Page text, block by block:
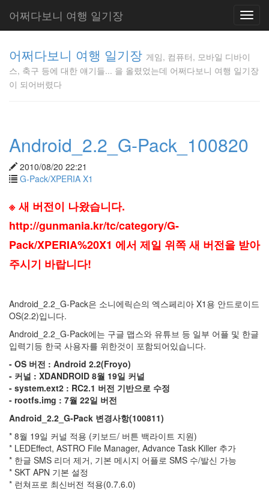
어쩌다보니 여행 일기장
어쩌다보니 여행 일기장 게임, 컴퓨터, 모바일 디바이
스, 축구 등에 대한 얘기들... 을 올렸었는데 어쩌다보니 여행 일기장
이 되어버렸다
Android_2.2_G-Pack_100820
2010/08/20 22:21
G-Pack/XPERIA X1
※ 새 버전이 나왔습니다.
http://gunmania.kr/tc/category/G-
Pack/XPERIA%20X1 에서 제일 위쪽 새 버전을 받아
주시기 바랍니다!
Android_2.2_G-Pack은 소니에릭슨의 엑스페리아 X1용 안드로이드
OS(2.2)입니다.
Android_2.2_G-Pack에는 구글 맵스와 유튜브 등 일부 어플 및 한글
입력기등 한국 사용자를 위한것이 포함되어있습니다.
- OS 버전 : Android 2.2(Froyo)
- 커널 : XDANDROID 8월 19일 커널
- system.ext2 : RC2.1 버전 기반으로 수정
- rootfs.img : 7월 22일 버전
Android_2.2_G-Pack 변경사항(100811)
* 8월 19일 커널 적용 (키보드/ 버튼 백라이트 지원)
* LEDEffect, ASTRO File Manager, Advance Task Killer 추가
* 한글 SMS 리더 제거, 기본 메시지 어플로 SMS 수/발신 가능
* SKT APN 기본 설정
* 런쳐프로 최신버전 적용(0.7.6.0)
터, 모바일
디바이스,
축구 등에
대한 얘기
니 여행 일
기장이 되
어버렸다
Gunmania
Tag
Cloud
고
트
FRG83G
티
머
한
N35
오
페
라
모
바